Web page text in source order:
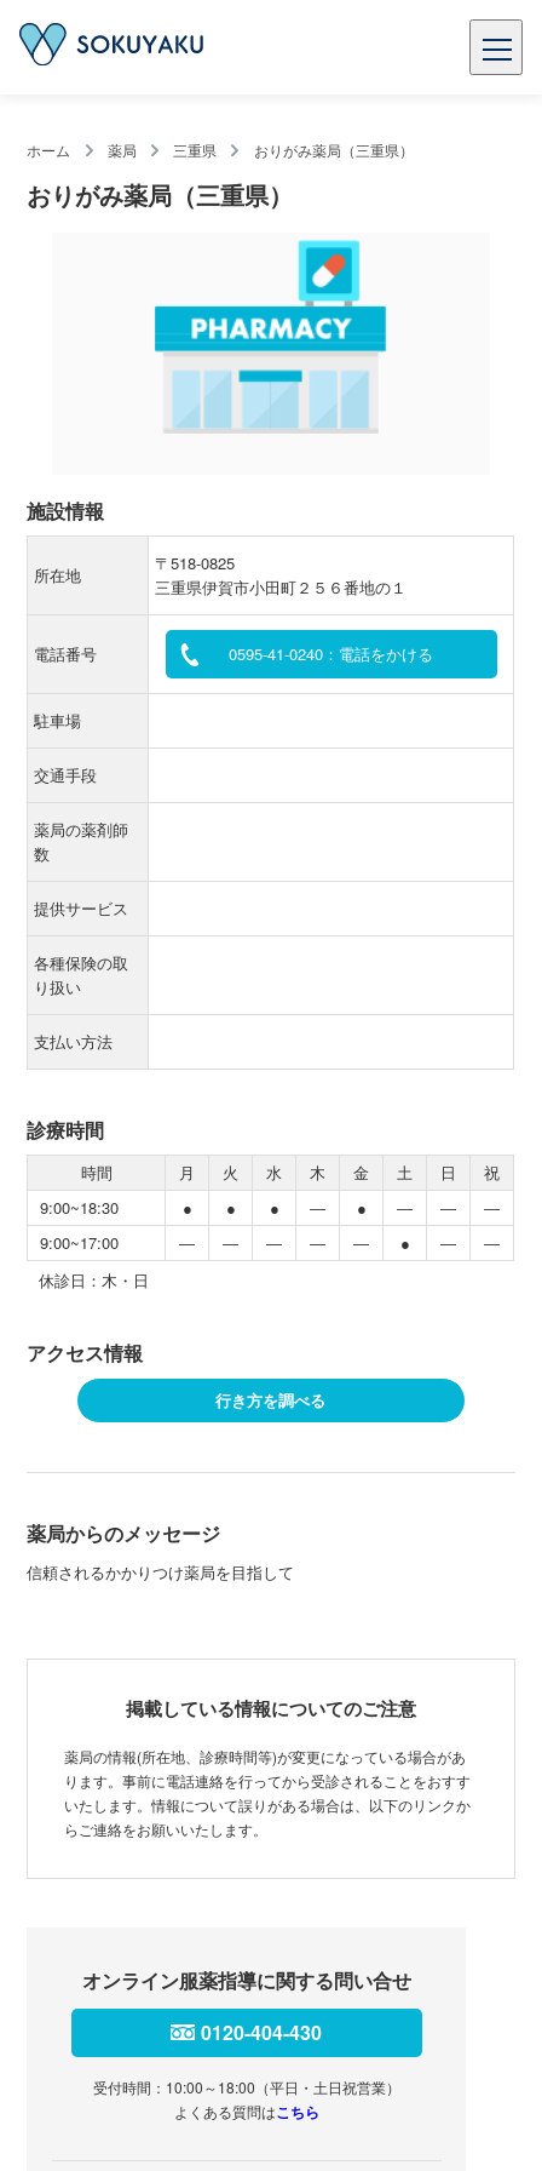
ホーム 薬局 三重県 おりがみ薬局（三重県）
おりがみ薬局（三重県）
施設情報
所在地
〒518-0825
三重県伊賀市小田町２５６番地の１
電話番号 0595-41-0240：電話をかける
駐車場
交通手段
薬局の薬剤師
数
提供サービス
各種保険の取
り扱い
支払い方法
診療時間
時間 月 火 水 木 金 土 日
祝
9:00~18:30
● ● ● ― ● ― ―
―
9:00~17:00
― ― ― ― ― ● ―
―
休診日：木・日
アクセス情報
行き方を調べる
薬局からのメッセージ
信頼されるかかりつけ薬局を目指して
掲載している情報についてのご注意
薬局の情報(所在地、診療時間等)が変更になっている場合があ
ります。事前に電話連絡を行ってから受診されることをおすす
いたします。情報について誤りがある場合は、以下のリンクか
らご連絡をお願いいたします。
オンライン服薬指導に関する問い合せ
0120-404-430
受付時間：10:00～18:00（平日・土日祝営業）
よくある質問はこちら